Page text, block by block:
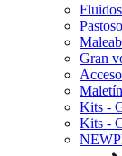
Fluidos
Gran
Kits -
Kits -
NEW